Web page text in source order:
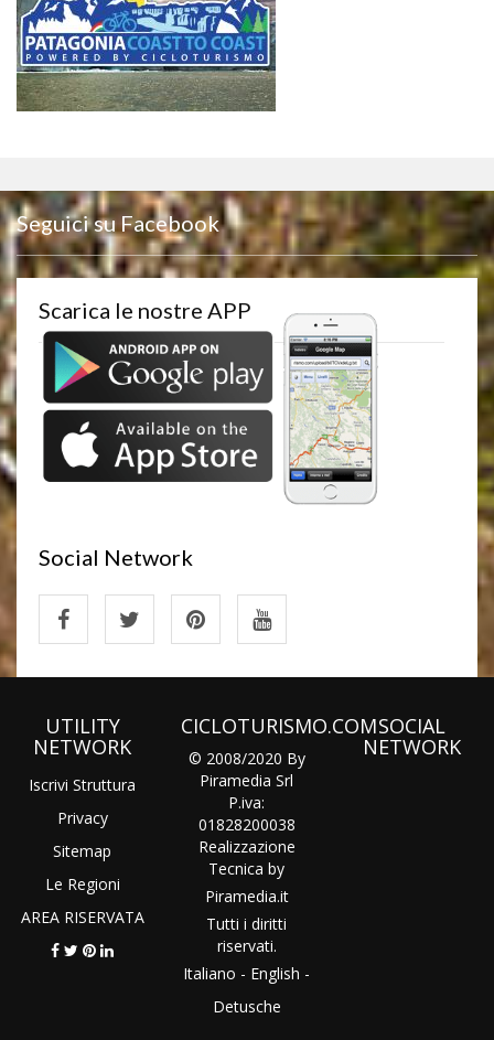
Seguici su Facebook
Scarica le nostre APP
Social Network
UTILITY
NETWORK
Iscrivi Struttura
Privacy
Sitemap
Le Regioni
AREA RISERVATA
CICLOTURISMO.COM
© 2008/2020 By
Piramedia Srl
P.iva:
01828200038
Realizzazione
Tecnica by
Piramedia.it
Tutti i diritti
riservati.
Italiano - English -
Detusche
SOCIAL
NETWORK